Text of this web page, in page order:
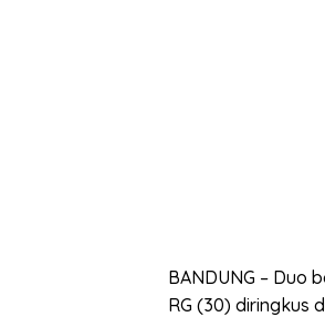
BANDUNG – Duo
RG (30) diringkus